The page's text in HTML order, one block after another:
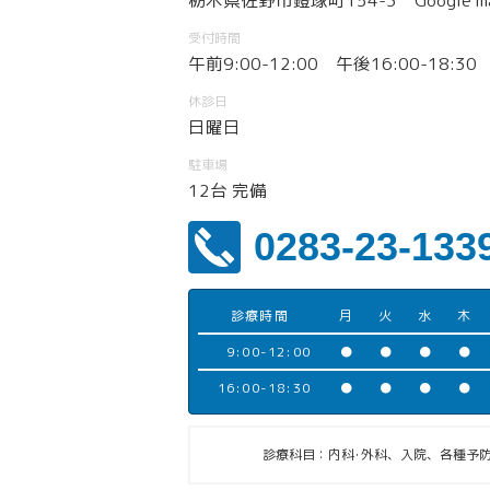
受付時間
午前9:00-12:00 午後16:00-18:30
休診日
日曜日
駐車場
12台 完備
0283-23-
診療時間 月 火 水 木
9:00-12:00
● ● ● ●
16:00-18:30
● ● ● ●
診療科目：内科･外科、入院、各種予